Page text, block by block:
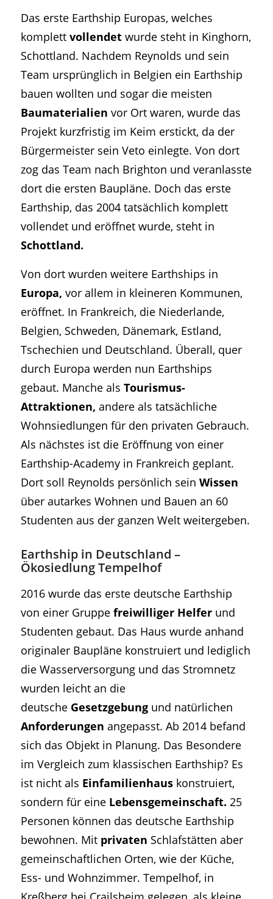
Das erste Earthship Europas, welches
komplett vollendetwurde steht in Kinghorn,
Schottland. Nachdem Reynolds und sein
Team ursprünglich in Belgien ein Earthship
bauen wollten und sogar die meisten
Baumaterialien vor Ort waren, wurde das
Projekt kurzfristig im Keim erstickt, da der
Bürgermeister sein Veto einlegte. Von dort
zog das Team nach Brighton und veranlasste
dort die ersten Baupläne. Doch das erste
Earthship, das 2004 tatsächlich komplett
vollendet und eröffnet wurde, steht in
Schottland.
Von dort wurden weitere Earthships in
Europa, vor allem in kleineren Kommunen,
eröffnet. In Frankreich, die Niederlande,
Belgien, Schweden, Dänemark, Estland,
Tschechien und Deutschland. Überall, quer
durch Europa werden nun Earthships
gebaut. Manche als Tourismus-
Attraktionen, andere als tatsächliche
Wohnsiedlungen für den privaten Gebrauch.
Als nächstes ist die Eröffnung von einer
Earthship-Academy in Frankreich geplant.
Dort soll Reynolds persönlich sein Wissen
über autarkes Wohnen und Bauen an 60
Studenten aus der ganzen Welt weitergeben.
Earthship in Deutschland –
Ökosiedlung Tempelhof
2016 wurde das erste deutsche Earthship
von einer Gruppe freiwilliger Helferund
Studenten gebaut. Das Haus wurde anhand
originaler Baupläne konstruiert und lediglich
die Wasserversorgung und das Stromnetz
wurden leicht an die
deutsche Gesetzgebungund natürlichen
Anforderungen angepasst. Ab 2014 befand
sich das Objekt in Planung. Das Besondere
im Vergleich zum klassischen Earthship? Es
ist nicht als Einfamilienhauskonstruiert,
sondern für eine Lebensgemeinschaft. 25
Personen können das deutsche Earthship
bewohnen. Mit privaten Schlafstätten aber
gemeinschaftlichen Orten, wie der Küche,
Ess- und Wohnzimmer. Tempelhof, in